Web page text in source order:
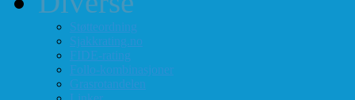
Støtteordning
Sjakkrating.no
FIDE-rating
Follo-kombinasjoner
Grasrotandelen